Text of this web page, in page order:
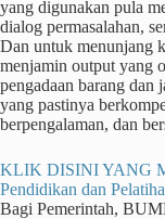
yang digunakan pula
dialog permasalahan,
Dan untuk menunjang
menjamin output yang
pengadaan barang dan
yang pastinya
berpengalaman, dan
KLIK DISINI YANG
Pendidikan dan
Bagi Pemerintah,